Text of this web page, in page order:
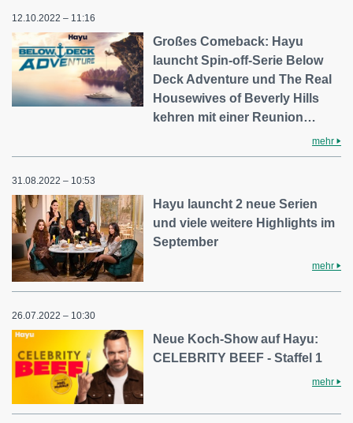
12.10.2022 – 11:16
Großes Comeback: Hayu
launcht Spin-off-Serie Below
Deck Adventure und The Real
Housewives of Beverly Hills
kehren mit einer Reunion…
mehr
31.08.2022 – 10:53
Hayu launcht 2 neue Serien
und viele weitere Highlights im
September
mehr
26.07.2022 – 10:30
Neue Koch-Show auf Hayu:
CELEBRITY BEEF - Staffel 1
mehr